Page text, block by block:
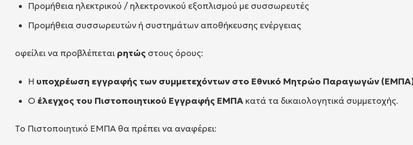
Προμήθεια ηλεκτρικού / ηλεκτρονικού εξοπλισμού με συσσωρευτές
Προμήθεια συσσωρευτών ή συστημάτων αποθήκευσης ενέργειας
οφείλει να προβλέπεται ρητώς στους όρους:
Η υποχρέωση εγγραφής των συμμετεχόντων στο Εθνικό Μητρώο Παραγωγών
Ο έλεγχος του Πιστοποιητικού Εγγραφής ΕΜΠΑ κατά τα δικαιολογητικά συμμετοχής.
Το Πιστοποιητικό ΕΜΠΑ θα πρέπει να αναφέρει: